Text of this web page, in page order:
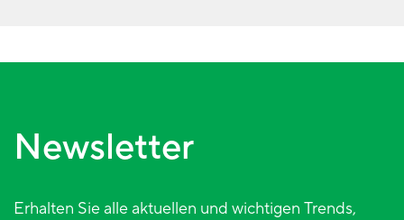
Newsletter
Erhalten Sie alle aktuellen und wichtigen Trends,